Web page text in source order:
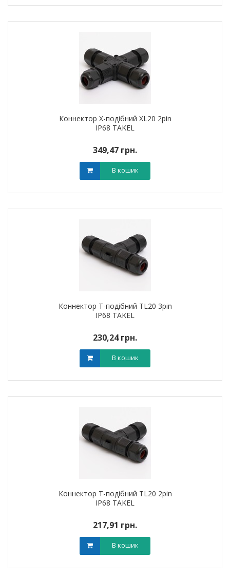
Коннектор X-подібний XL20 2pin
IP68 TAKEL
349,47 грн.
В кошик
Коннектор T-подібний TL20 3pin
IP68 TAKEL
230,24 грн.
В кошик
Коннектор T-подібний TL20 2pin
IP68 TAKEL
217,91 грн.
В кошик